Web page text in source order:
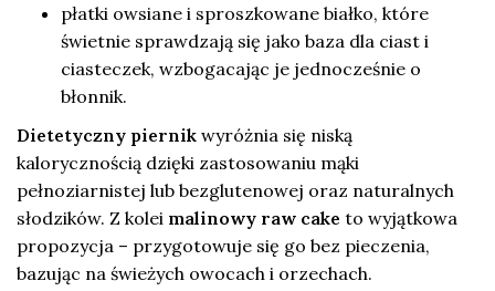
płatki owsiane i sproszkowane białko, które
świetnie sprawdzają się jako baza dla ciast i
ciasteczek, wzbogacając je jednocześnie o
błonnik.
Dietetyczny piernik wyróżnia się niską
kalorycznością dzięki zastosowaniu mąki
pełnoziarnistej lub bezglutenowej oraz naturalnych
słodzików. Z kolei malinowy raw cake to wyjątkowa
propozycja – przygotowuje się go bez pieczenia,
bazując na świeżych owocach i orzechach.